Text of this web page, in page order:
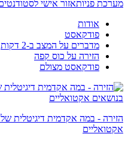
מערכת פניותאזור אישי
אודות
פודקאסט
מדברים על המצב ב-2 דקות
הזירה על כוס קפה
פודקאסט מצולם
הזירה - במה אקדמית דיגיטלית
אקטואליים